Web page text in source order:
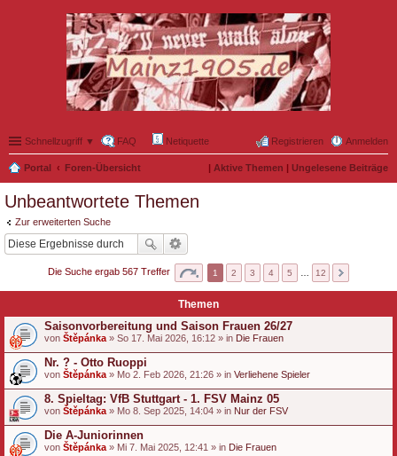
Schnellzugriff ▼ FAQ Netiquette Anmelden
Registrieren
Portal Foren-Übersicht | Aktive Themen | Ungelesene Beiträge
Unbeantwortete Themen
Zur erweiterten Suche
Die Suche ergab 567 Treffer 1 2 3 4 5 12
Themen
Saisonvorbereitung und Saison Frauen 26/27
von Štěpánka » So 17. Mai 2026, 16:12 » in Die Frauen
Nr. ? - Otto Ruoppi
von Štěpánka » Mo 2. Feb 2026, 21:26 » in Verliehene Spieler
8. Spieltag: VfB Stuttgart - 1. FSV Mainz 05
von Štěpánka » Mo 8. Sep 2025, 14:04 » in Nur der FSV
Die A-Juniorinnen
von Štěpánka » Mi 7. Mai 2025, 12:41 » in Die Frauen